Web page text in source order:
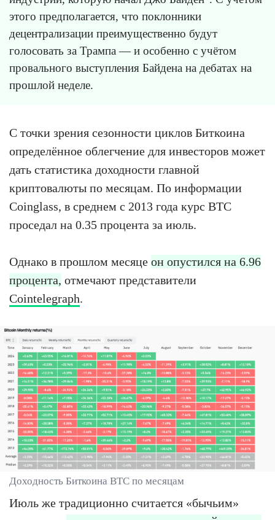
этого предполагается, что поклонники
децентрализации преимущественно будут
голосовать за Трампа — и особенно с учётом
провального выступления Байдена на дебатах на
прошлой неделе.
С точки зрения сезонности циклов Биткоина
определённое облегчение для инвесторов может
дать статистика доходности главной
криптовалюты по месяцам. По информации
Coinglass, в среднем с 2013 года курс BTC
проседал на 0.35 процента за июль.
Однако в прошлом месяце он опустился на 6.96
процента, отмечают представители
Cointelegraph.
Доходность Биткоина BTC по месяцам
Июль же традиционно считается «бычьим»